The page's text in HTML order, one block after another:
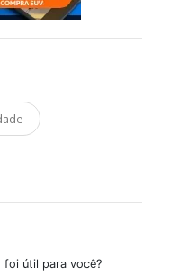
foi útil para você?